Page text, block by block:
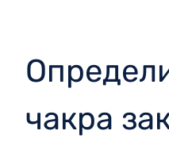
чакра